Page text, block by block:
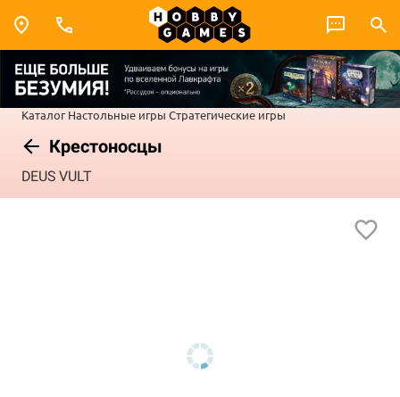
Каталог Настольные игры Стратегические игры
Крестоносцы
DEUS VULT